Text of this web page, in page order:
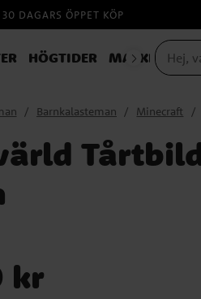
30 DAGARS ÖPPET KÖP
HÖGTIDER MASKERAD
Barnkalasteman Minecraft
kr